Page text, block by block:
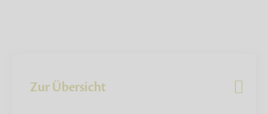
Zur Übersicht